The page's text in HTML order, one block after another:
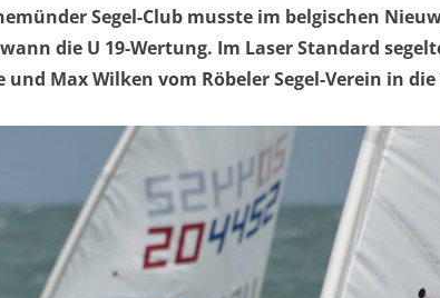
Segel-Club musste im belgischen
die U 19-Wertung. Im Laser Standard
und Max Wilken vom Röbeler Segel-Verein in die